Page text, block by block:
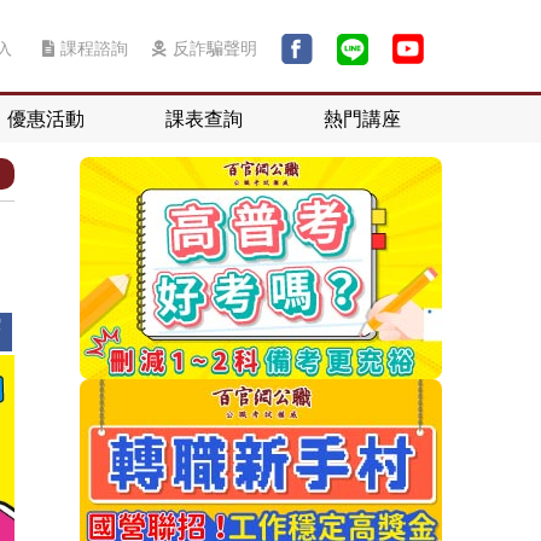
課程諮詢 反詐騙聲明
優惠活動 課表查詢 熱門講座